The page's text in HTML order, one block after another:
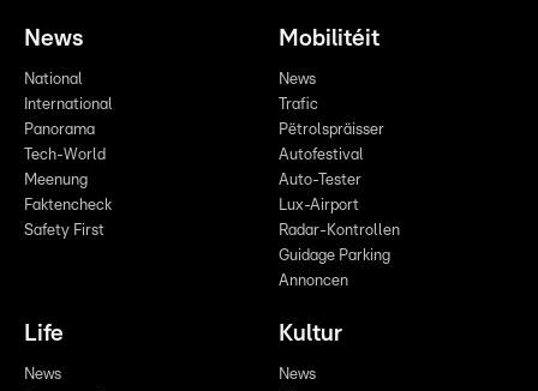
News
National
International
Panorama
Tech-World
Meenung
Faktencheck
Safety First
Mobilitéit
News
Trafic
Pëtrolspräisser
Autofestival
Auto-Tester
Lux-Airport
Radar-Kontrollen
Guidage Parking
Annoncen
Life
News
Kultur
News